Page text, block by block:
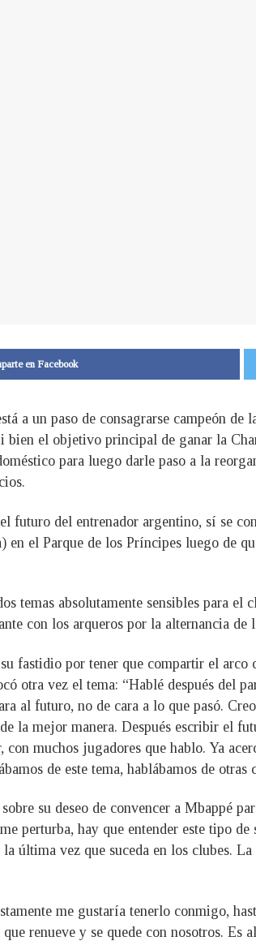
en Facebook
a un paso de consagrarse campeón
bien el objetivo principal de ganar la
para luego darle paso a la
futuro del entrenador argentino, sí se
en el Parque de los Príncipes luego de
temas absolutamente sensibles para
con los arqueros por la alternancia de
fastidio por tener que compartir el
otra vez el tema: “Hablé después del
al futuro, no de cara a lo que pasó.
la mejor manera. Después escribir el
muchos jugadores que hablo. Ya
de este tema, hablábamos de otras
su deseo de convencer a Mbappé
perturba, hay que entender este tipo
última vez que suceda en los clubes.
me gustaría tenerlo conmigo,
renueve y se quede con nosotros. Es